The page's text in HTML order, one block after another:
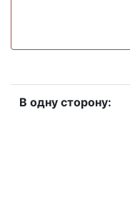
В одну сторону: